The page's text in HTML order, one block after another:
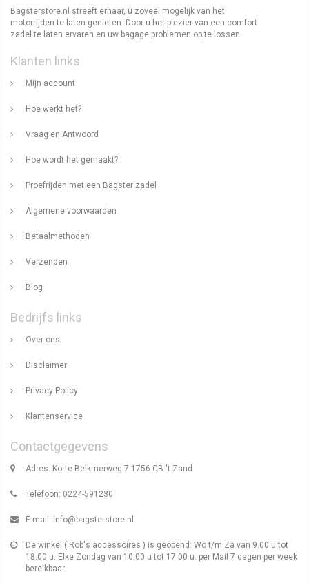
Bagsterstore.nl streeft ernaar, u zoveel mogelijk van het
motorrijden te laten genieten. Door u het plezier van een comfort
zadel te laten ervaren en uw bagage problemen op te lossen.
Klanten links
Mijn account
Hoe werkt het?
Vraag en Antwoord
Hoe wordt het gemaakt?
Proefrijden met een Bagster zadel
Algemene voorwaarden
Betaalmethoden
Verzenden
Blog
Bedrijfs links
Over ons
Disclaimer
Privacy Policy
Klantenservice
Contactgegevens
Adres: Korte Belkmerweg 7 1756 CB 't Zand
Telefoon: 0224-591230
E-mail: info@bagsterstore.nl
De winkel ( Rob's accessoires ) is geopend: Wo t/m Za van 9.00 u tot
18.00 u. Elke Zondag van 10.00 u tot 17.00 u. per Mail 7 dagen per week
bereikbaar.